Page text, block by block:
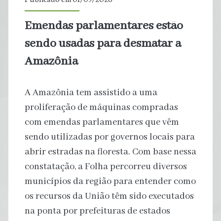
carros
Emendas parlamentares estão
sendo usadas para desmatar a
Amazônia
A Amazônia tem assistido a uma
proliferação de máquinas compradas
com emendas parlamentares que vêm
sendo utilizadas por governos locais para
abrir estradas na floresta. Com base nessa
constatação, a Folha percorreu diversos
municípios da região para entender como
os recursos da União têm sido executados
na ponta por prefeituras de estados